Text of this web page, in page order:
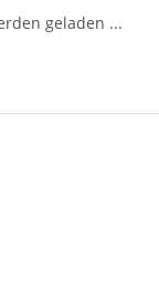
geladen ...